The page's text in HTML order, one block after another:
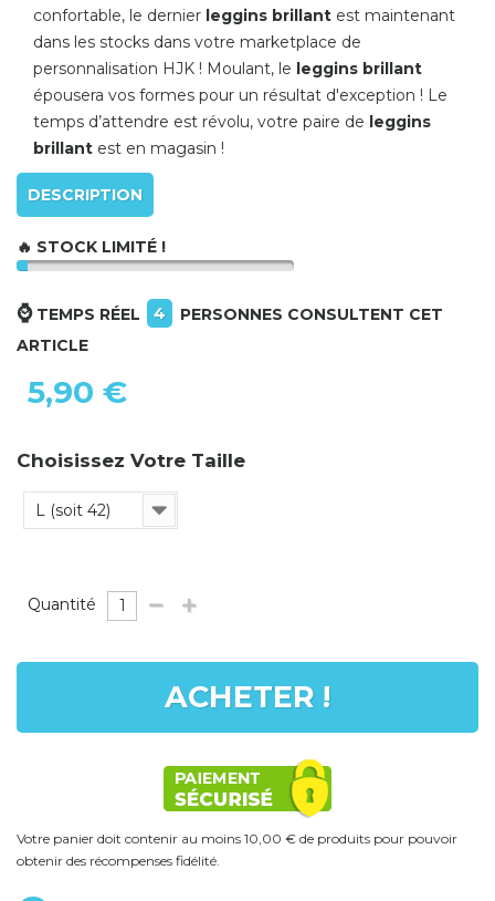
confortable, le dernier leggins brillant est maintenant
dans les stocks dans votre marketplace de
personnalisation HJK ! Moulant, le leggins brillant
épousera vos formes pour un résultat d'exception ! Le
temps d’attendre est révolu, votre paire de leggins
brillant est en magasin !
DESCRIPTION
🔥 STOCK LIMITÉ !
⌚TEMPS RÉEL 4
PERSONNES CONSULTENT CET
ARTICLE
5,90 €
Choisissez Votre Taille
L (soit 42)
Quantité
ACHETER !
Votre panier doit contenir au moins 10,00 € de produits pour pouvoir
obtenir des récompenses fidélité.